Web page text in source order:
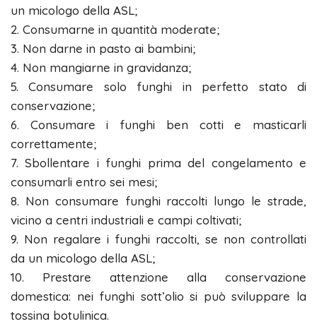
un micologo della ASL;
2. Consumarne in quantità moderate;
3. Non darne in pasto ai bambini;
4. Non mangiarne in gravidanza;
5. Consumare solo funghi in perfetto stato di
conservazione;
6. Consumare i funghi ben cotti e masticarli
correttamente;
7. Sbollentare i funghi prima del congelamento e
consumarli entro sei mesi;
8. Non consumare funghi raccolti lungo le strade,
vicino a centri industriali e campi coltivati;
9. Non regalare i funghi raccolti, se non controllati
da un micologo della ASL;
10. Prestare attenzione alla conservazione
domestica: nei funghi sott’olio si può sviluppare la
tossina botulinica.